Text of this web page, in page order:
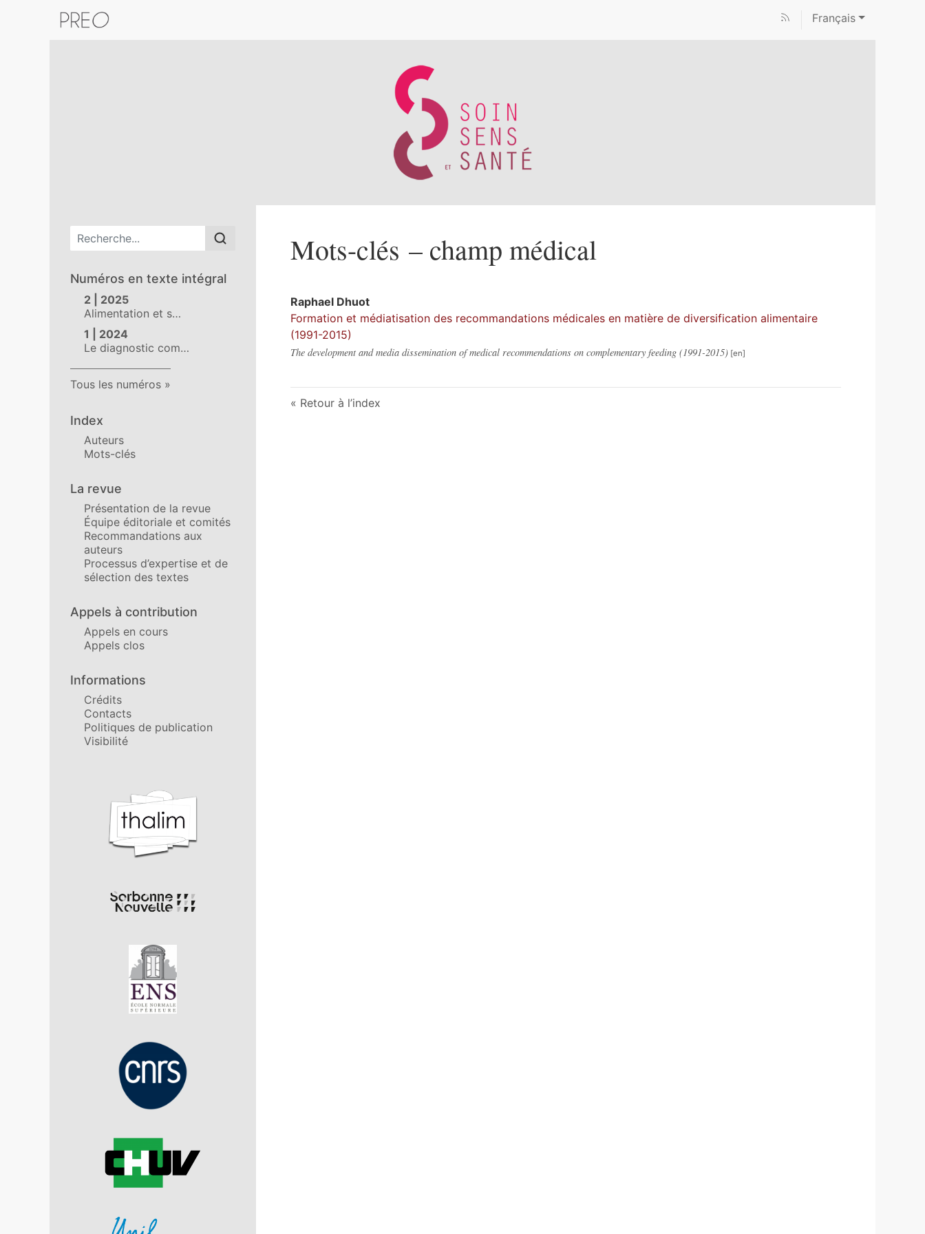
Français
Menu principal
Numéros en texte intégral
2 | 2025
Alimentation et s…
1 | 2024
Le diagnostic com…
Tous les numéros
Index
Auteurs
Mots-clés
La revue
Présentation de la revue
Équipe éditoriale et comités
Recommandations aux
auteurs
Processus d’expertise et de
sélection des textes
Appels à contribution
Appels en cours
Appels clos
Informations
Crédits
Contacts
Politiques de publication
Visibilité
Affiliations/partenaires
Mots-clés – champ médical
Raphael Dhuot
Formation et médiatisation des recommandations médicales en matière de diversification alimentaire
(1991-2015)
The development and media dissemination of medical recommendations on complementary feeding (1991-2015)
Retour à l’index